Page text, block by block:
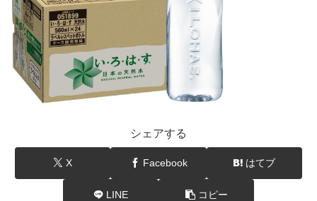
シェアする
X Facebook はてブ
LINE コピー